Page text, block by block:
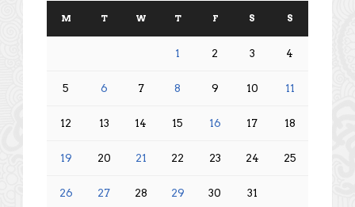
M T W T F S S
1 2 3 4
5 6 7 8 9 10 11
12 13 14 15 16 17 18
19 20 21 22 23 24 25
26 27 28 29 30 31